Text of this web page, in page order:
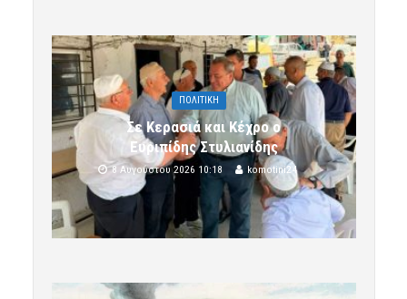
ΠΟΛΙΤΙΚΗ
Σε Κερασιά και Κέχρο ο
Ευριπίδης Στυλιανίδης
8 Αυγούστου 2026 10:18 komotini24